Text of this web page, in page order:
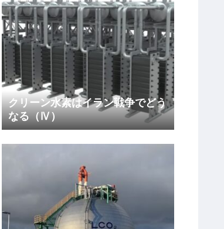
クリーン水素はイラン戦争でどう
なる（Ⅳ）